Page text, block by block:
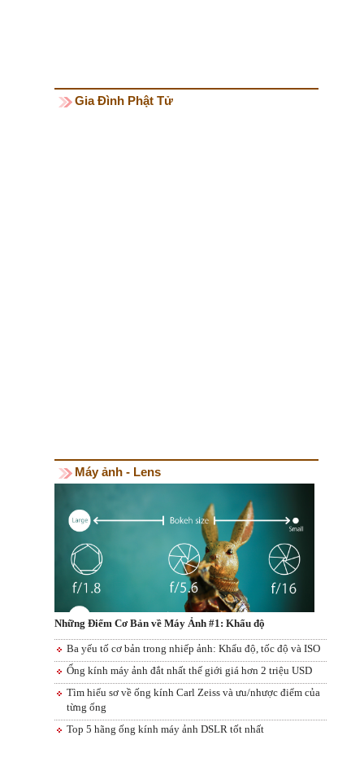
Gia Đình Phật Tử
Máy ảnh - Lens
Những Điểm Cơ Bản về Máy Ảnh #1: Khẩu độ
Ba yếu tố cơ bản trong nhiếp ảnh: Khẩu độ, tốc độ và ISO
Ống kính máy ảnh đắt nhất thế giới giá hơn 2 triệu USD
Tìm hiểu sơ về ống kính Carl Zeiss và ưu/nhược điểm của
từng ống
Top 5 hãng ống kính máy ảnh DSLR tốt nhất